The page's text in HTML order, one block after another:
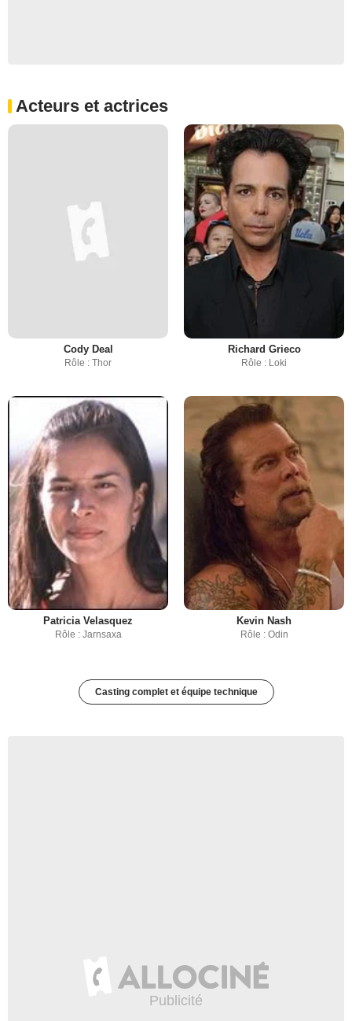
Acteurs et actrices
Cody Deal
Rôle : Thor
Richard Grieco
Rôle : Loki
Patricia Velasquez
Rôle : Jarnsaxa
Kevin Nash
Rôle : Odin
Casting complet et équipe technique